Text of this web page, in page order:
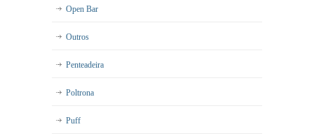
Open Bar
Outros
Penteadeira
Poltrona
Puff